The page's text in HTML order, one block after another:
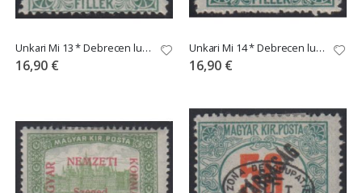
Unkari Mi 13 * Debrecen lunastus
16,90 €
Unkari Mi 14 * Debrecen lunastus
16,90 €